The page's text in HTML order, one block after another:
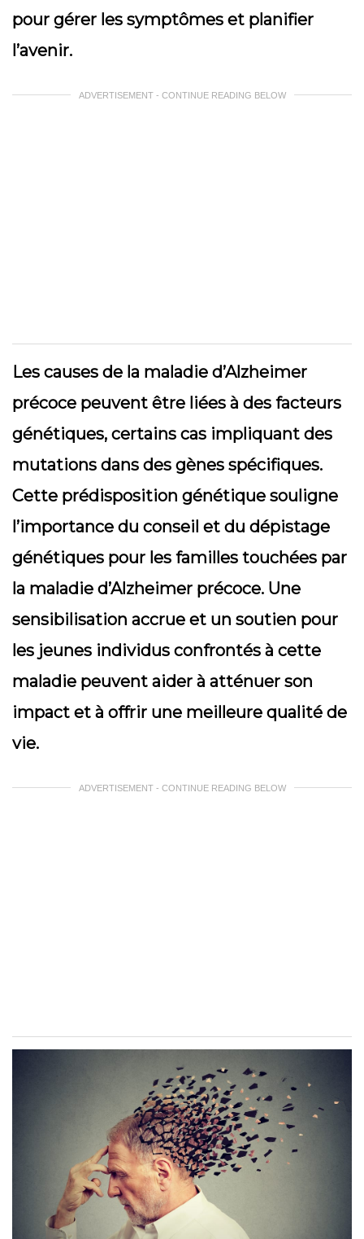
pour gérer les symptômes et planifier
l’avenir.
ADVERTISEMENT - CONTINUE READING BELOW
Les causes de la maladie d’Alzheimer
précoce peuvent être liées à des facteurs
génétiques, certains cas impliquant des
mutations dans des gènes spécifiques.
Cette prédisposition génétique souligne
l’importance du conseil et du dépistage
génétiques pour les familles touchées par
la maladie d’Alzheimer précoce. Une
sensibilisation accrue et un soutien pour
les jeunes individus confrontés à cette
maladie peuvent aider à atténuer son
impact et à offrir une meilleure qualité de
vie.
ADVERTISEMENT - CONTINUE READING BELOW